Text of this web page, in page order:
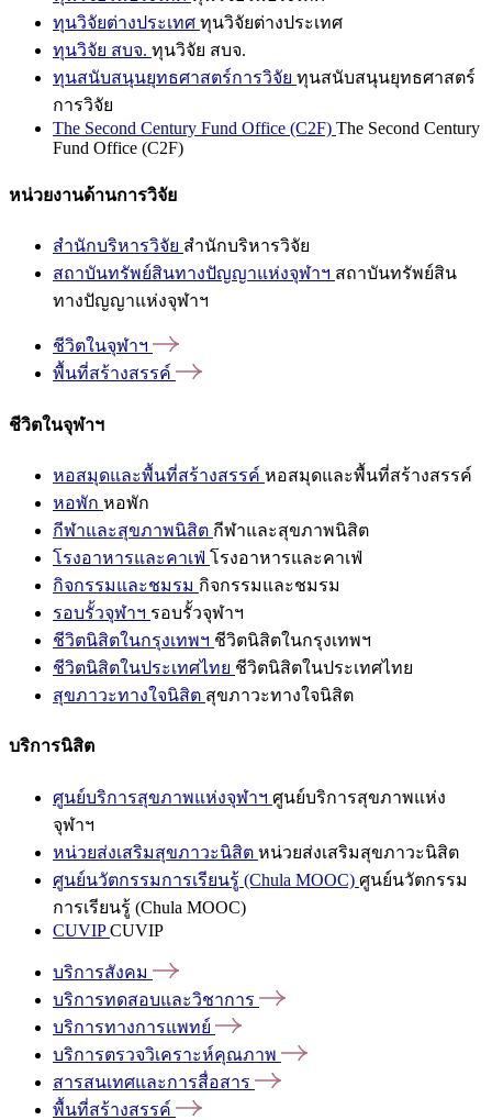
ทุนวิจัยต่างประเทศ ทุนวิจัยต่างประเทศ
ทุนวิจัย สบจ. ทุนวิจัย สบจ.
ทุนสนับสนุนยุทธศาสตร์การวิจัย ทุนสนับสนุนยุทธศาสตร์
การวิจัย
The Second Century Fund Office (C2F) The Second Century
Fund Office (C2F)
หน่วยงานด้านการวิจัย
สำนักบริหารวิจัย สำนักบริหารวิจัย
สถาบันทรัพย์สินทางปัญญาแห่งจุฬาฯ สถาบันทรัพย์สิน
ทางปัญญาแห่งจุฬาฯ
ชีวิตในจุฬาฯ
พื้นที่สร้างสรรค์
ชีวิตในจุฬาฯ
หอสมุดและพื้นที่สร้างสรรค์ หอสมุดและพื้นที่สร้างสรรค์
หอพัก หอพัก
กีฬาและสุขภาพนิสิต กีฬาและสุขภาพนิสิต
โรงอาหารและคาเฟ่ โรงอาหารและคาเฟ่
กิจกรรมและชมรม กิจกรรมและชมรม
รอบรั้วจุฬาฯ รอบรั้วจุฬาฯ
ชีวิตนิสิตในกรุงเทพฯ ชีวิตนิสิตในกรุงเทพฯ
ชีวิตนิสิตในประเทศไทย ชีวิตนิสิตในประเทศไทย
สุขภาวะทางใจนิสิต สุขภาวะทางใจนิสิต
บริการนิสิต
ศูนย์บริการสุขภาพแห่งจุฬาฯ ศูนย์บริการสุขภาพแห่ง
จุฬาฯ
หน่วยส่งเสริมสุขภาวะนิสิต หน่วยส่งเสริมสุขภาวะนิสิต
ศูนย์นวัตกรรมการเรียนรู้ (Chula MOOC) ศูนย์นวัตกรรม
การเรียนรู้ (Chula MOOC)
CUVIPCUVIP
บริการสังคม
บริการทดสอบและวิชาการ
บริการทางการแพทย์
บริการตรวจวิเคราะห์คุณภาพ
สารสนเทศและการสื่อสาร
พื้นที่สร้างสรรค์